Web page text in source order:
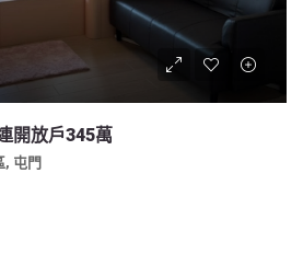
開放戶345萬
, 屯門